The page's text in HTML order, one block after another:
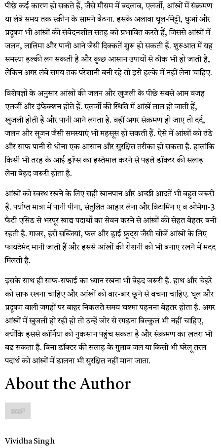
पीछे कई कारण हो सकते हैं, जैसे मौसम में बदलाव, एलर्जी, आंखों में संक्रमण
या लंबे समय तक स्क्रीन के सामने बैठना. इसके अलावा धूल-मिट्टी, धुआं और
प्रदूषण भी आंखों की संवेदनशील सतह को प्रभावित करते हैं, जिससे आंखों में
जलन, लालिमा और पानी आने जैसी दिक्कतें शुरू हो सकती हैं. शुरुआत में यह
समस्या हल्की लग सकती है और कुछ आसान उपायों से ठीक भी हो जाती है,
लेकिन अगर लंबे समय तक परेशानी बनी रहे तो इसे हल्के में नहीं लेना चाहिए.
विशेषज्ञों के अनुसार आंखों की जलन और खुजली के पीछे सबसे आम वजह
एलर्जी और इंफेक्शन होते हैं. एलर्जी की स्थिति में आंखें लाल हो जाती हैं,
खुजली होती है और पानी आने लगता है. वहीं अगर संक्रमण हो जाए तो दर्द,
जलन और सूजन जैसी समस्याएं भी महसूस हो सकती हैं. ऐसे में आंखों को ठंडे
और साफ पानी से धोना एक आसान और सुरक्षित तरीका हो सकता है. हालांकि
किसी भी तरह के आई ड्रॉप्स का इस्तेमाल करने से पहले डॉक्टर की सलाह
लेना बेहद जरूरी होता है.
आंखों को स्वस्थ रखने के लिए सही खानपान और अच्छी आदतें भी बहुत जरूरी
हैं. पर्याप्त मात्रा में पानी पीना, संतुलित आहार लेना और विटामिन ए व ओमेगा-3
फैटी एसिड से भरपूर खाद्य पदार्थों का सेवन करने से आंखों की सेहत बेहतर बनी
रहती है. गाजर, हरी सब्जियां, फल और ड्राई फ्रूट्स जैसी चीजें आंखों के लिए
फायदेमंद मानी जाती हैं और इससे आंखों की रोशनी को भी बनाए रखने में मदद
मिलती है.
इसके साथ ही साफ-सफाई का ध्यान रखना भी बेहद जरूरी है. हाथ और चेहरे
को साफ रखना चाहिए और आंखों को बार-बार छूने से बचना चाहिए. धूल और
प्रदूषण वाली जगहों पर बाहर निकलते समय चश्मा पहनना बेहतर होता है. अगर
आंखों में खुजली हो रही हो तो उन्हें जोर से रगड़ना बिल्कुल भी नहीं चाहिए,
क्योंकि इससे कॉर्निया को नुकसान पहुंच सकता है और संक्रमण का खतरा भी
बढ़ सकता है. बिना डॉक्टर की सलाह के गुलाब जल या किसी भी घरेलू तरल
पदार्थ को आंखों में डालना भी सुरक्षित नहीं माना जाता.
About the Author
Vividha Singh